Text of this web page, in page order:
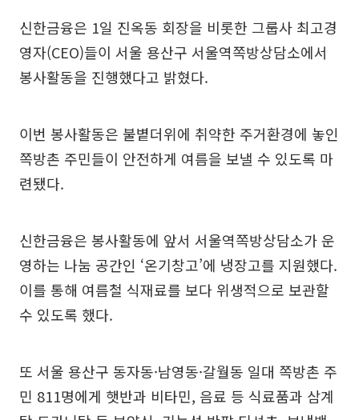
신한금융은 1일 진옥동 회장을 비롯한 그룹사 최고경
영자(CEO)들이 서울 용산구 서울역쪽방상담소에서
봉사활동을 진행했다고 밝혔다.
이번 봉사활동은 불볕더위에 취약한 주거환경에 놓인
쪽방촌 주민들이 안전하게 여름을 보낼 수 있도록 마
련됐다.
신한금융은 봉사활동에 앞서 서울역쪽방상담소가 운
영하는 나눔 공간인 ‘온기창고’에 냉장고를 지원했다.
이를 통해 여름철 식재료를 보다 위생적으로 보관할
수 있도록 했다.
또 서울 용산구 동자동·남영동·갈월동 일대 쪽방촌 주
민 811명에게 햇반과 비타민, 음료 등 식료품과 삼계